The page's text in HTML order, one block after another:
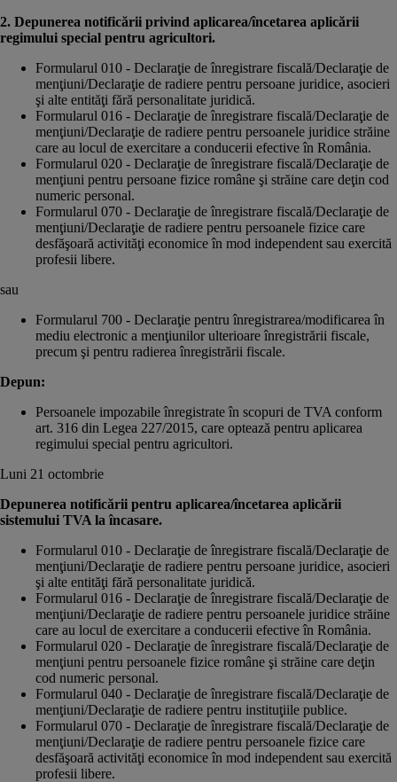
2. Depunerea notificării privind aplicarea/încetarea aplicării
regimului special pentru agricultori.
Formularul 010 - Declaraţie de înregistrare fiscală/Declaraţie de
menţiuni/Declaraţie de radiere pentru persoane juridice, asocieri
şi alte entităţi fără personalitate juridică.
Formularul 016 - Declaraţie de înregistrare fiscală/Declaraţie de
menţiuni/Declaraţie de radiere pentru persoanele juridice străine
care au locul de exercitare a conducerii efective în România.
Formularul 020 - Declaraţie de înregistrare fiscală/Declaraţie de
menţiuni pentru persoane fizice române şi străine care deţin cod
numeric personal.
Formularul 070 - Declaraţie de înregistrare fiscală/Declaraţie de
menţiuni/Declaraţie de radiere pentru persoanele fizice care
desfăşoară activităţi economice în mod independent sau exercită
profesii libere.
sau
Formularul 700 - Declaraţie pentru înregistrarea/modificarea în
mediu electronic a menţiunilor ulterioare înregistrării fiscale,
precum şi pentru radierea înregistrării fiscale.
Depun:
Persoanele impozabile înregistrate în scopuri de TVA conform
art. 316 din Legea 227/2015, care optează pentru aplicarea
regimului special pentru agricultori.
Luni 21 octombrie
Depunerea notificării pentru aplicarea/încetarea aplicării
sistemului TVA la încasare.
Formularul 010 - Declaraţie de înregistrare fiscală/Declaraţie de
menţiuni/Declaraţie de radiere pentru persoane juridice, asocieri
şi alte entităţi fără personalitate juridică.
Formularul 016 - Declaraţie de înregistrare fiscală/Declaraţie de
menţiuni/Declaraţie de radiere pentru persoanele juridice străine
care au locul de exercitare a conducerii efective în România.
Formularul 020 - Declaraţie de înregistrare fiscală/Declaraţie de
menţiuni pentru persoanele fizice române şi străine care deţin
cod numeric personal.
Formularul 040 - Declaraţie de înregistrare fiscală/Declaraţie de
menţiuni/Declaraţie de radiere pentru instituţiile publice.
Formularul 070 - Declaraţie de înregistrare fiscală/Declaraţie de
menţiuni/Declaraţie de radiere pentru persoanele fizice care
desfăşoară activităţi economice în mod independent sau exercită
profesii libere.